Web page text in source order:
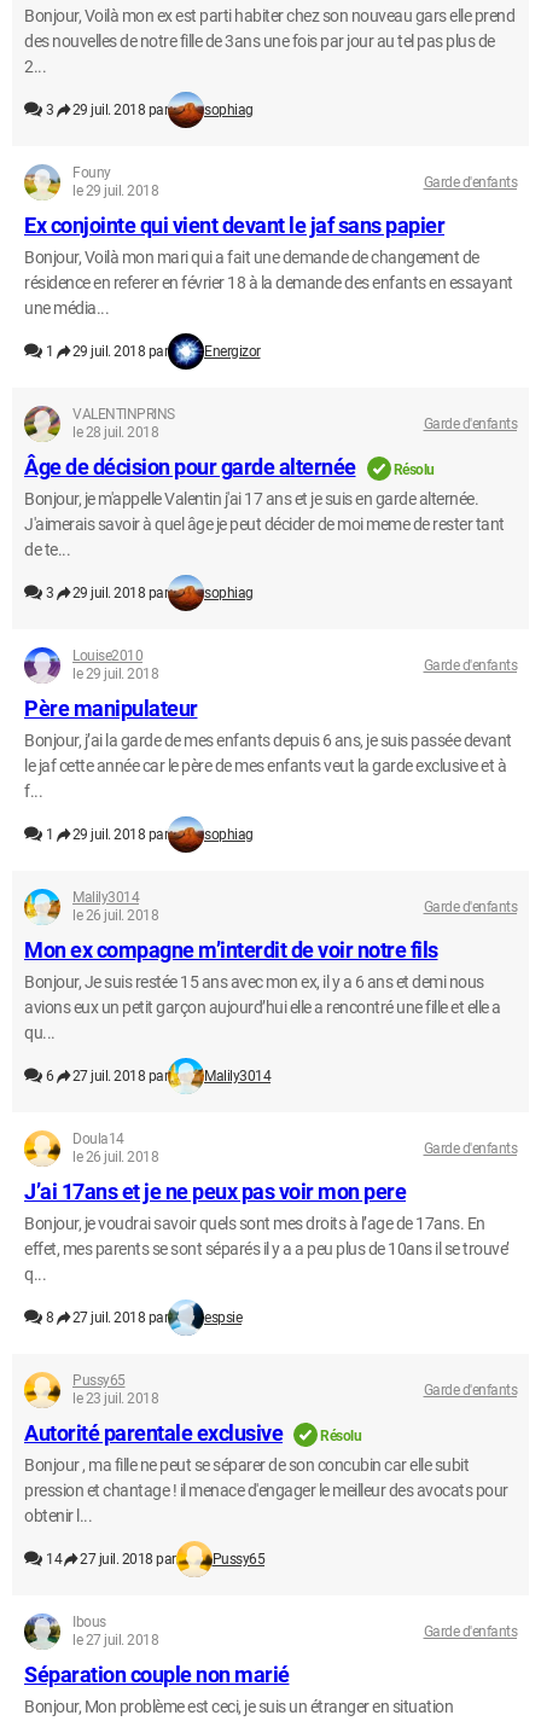
Bonjour, Voilà mon ex est parti habiter chez son nouveau gars elle prend
des nouvelles de notre fille de 3ans une fois par jour au tel pas plus de
2...
3 29 juil. 2018 par sophiag
Founy
le 29 juil. 2018
Garde d'enfants
Ex conjointe qui vient devant le jaf sans papier
Bonjour, Voilà mon mari qui a fait une demande de changement de
résidence en referer en février 18 à la demande des enfants en essayant
une média...
1 29 juil. 2018 par Energizor
VALENTINPRINS
le 28 juil. 2018
Garde d'enfants
Âge de décision pour garde alternée Résolu
Bonjour, je m'appelle Valentin j'ai 17 ans et je suis en garde alternée.
J'aimerais savoir à quel âge je peut décider de moi meme de rester tant
de te...
3 29 juil. 2018 par sophiag
Louise2010
le 29 juil. 2018
Garde d'enfants
Père manipulateur
Bonjour, j’ai la garde de mes enfants depuis 6 ans, je suis passée devant
le jaf cette année car le père de mes enfants veut la garde exclusive et à
f...
1 29 juil. 2018 par sophiag
Malily3014
le 26 juil. 2018
Garde d'enfants
Mon ex compagne m’interdit de voir notre fils
Bonjour, Je suis restée 15 ans avec mon ex, il y a 6 ans et demi nous
avions eux un petit garçon aujourd’hui elle a rencontré une fille et elle a
qu...
6 27 juil. 2018 par Malily3014
Doula14
le 26 juil. 2018
Garde d'enfants
J’ai 17ans et je ne peux pas voir mon pere
Bonjour, je voudrai savoir quels sont mes droits à l’age de 17ans. En
effet, mes parents se sont séparés il y a a peu plus de 10ans il se trouve’
q...
8 27 juil. 2018 par espsie
Pussy65
le 23 juil. 2018
Garde d'enfants
Autorité parentale exclusive Résolu
Bonjour , ma fille ne peut se séparer de son concubin car elle subit
pression et chantage ! il menace d'engager le meilleur des avocats pour
obtenir l...
14 27 juil. 2018 par Pussy65
Ibous
le 27 juil. 2018
Garde d'enfants
Séparation couple non marié
Bonjour, Mon problème est ceci, je suis un étranger en situation